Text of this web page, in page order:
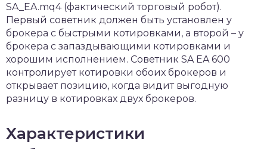
SA_EA.mq4 (фактический торговый робот).
Первый советник должен быть установлен у
брокера с быстрыми котировками, а второй – у
брокера с запаздывающими котировками и
хорошим исполнением. Советник SA EA 600
контролирует котировки обоих брокеров и
открывает позицию, когда видит выгодную
разницу в котировках двух брокеров.
Характеристики